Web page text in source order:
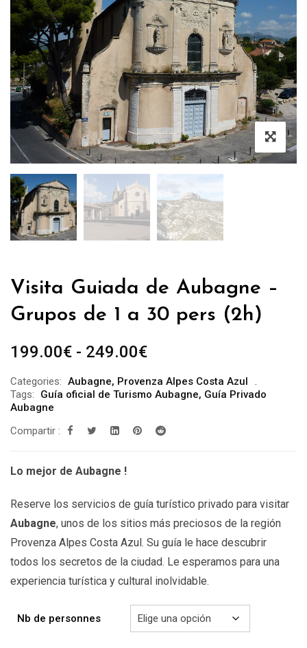
Visita Guiada de Aubagne –
Grupos de 1 a 30 pers (2h)
199.00€ - 249.00€Rango
precios:
199.00€
Categories: Aubagne, Provenza Alpes Costa Azul
Tags:
Guía oficial de Turismo Aubagne, Guía Privado
Aubagne
Compartir :
Lo mejor de Aubagne !
Reserve los servicios de guía turístico privado para visitar
Aubagne, unos de los sitios más preciosos de la región
Provenza Alpes Costa Azul. Su guía le hace descubrir
todos los secretos de la ciudad. Le esperamos para una
experiencia turística y cultural inolvidable.
Nb de personnes